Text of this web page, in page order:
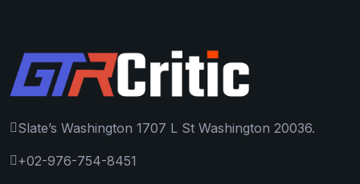
Slate’s Washington 1707 L St Washington 20036.
+02-976-754-8451